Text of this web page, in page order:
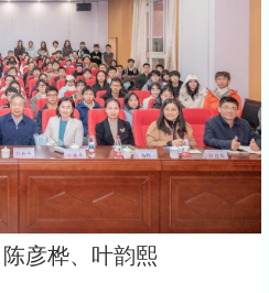
彦桦、叶韵熙